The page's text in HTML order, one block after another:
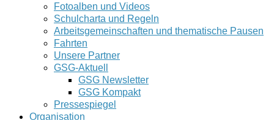
Fotoalben und Videos
Schulcharta und Regeln
Arbeitsgemeinschaften und thematische Pausen
Fahrten
Unsere Partner
GSG-Aktuell
GSG Newsletter
GSG Kompakt
Pressespiegel
Organisation